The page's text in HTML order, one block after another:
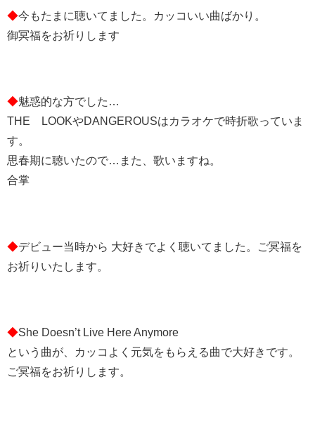
◆今もたまに聴いてました。カッコいい曲ばかり。
御冥福をお祈りします
◆魅惑的な方でした…
THE LOOKやDANGEROUSはカラオケで時折歌っていま
す。
思春期に聴いたので…また、歌いますね。
合掌
◆デビュー当時から 大好きでよく聴いてました。ご冥福を
お祈りいたします。
◆She Doesn’t Live Here Anymore
という曲が、カッコよく元気をもらえる曲で大好きです。
ご冥福をお祈りします。